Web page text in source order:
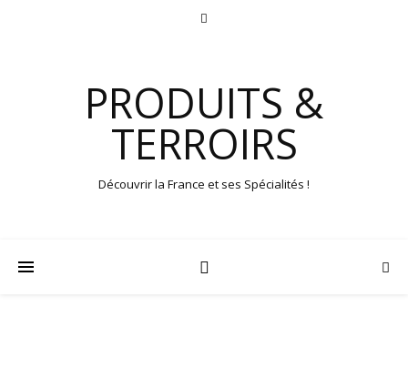
PRODUITS &
TERROIRS
Découvrir la France et ses Spécialités !